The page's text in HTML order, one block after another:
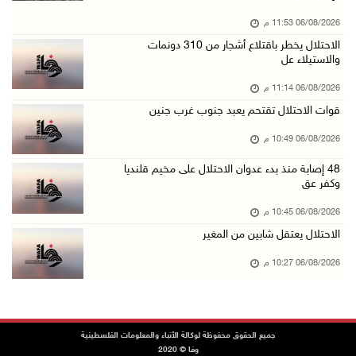
الاحتلال يوسع حملات الدهم والاعتقال في قلنديا ...
06/آب/2026 08:06 م
الرئيس المصري وملك البحرين يشددان على ضرورة ت ...
رابطة العالم الإسلامي تدين تواصل انتهاكات الا ...
اليونيسف: استشهاد 300 طفل منذ وقف إطلاق النار ...
إصابتان بالرصاص والاعتداء خلال اقتحام الاحتلا ...
06/08/2026 11:53 م
الاحتلال يخطر باقتلاع أشجار من 310 دونمات
والاستيلاء عل
06/08/2026 11:14 م
قوات الاحتلال تقتحم يعبد جنوب غرب جنين
06/08/2026 10:49 م
48 إصابة منذ بدء عدوان الاحتلال على مخيم قلنديا
وكفر عق
06/08/2026 10:45 م
الاحتلال يعتقل شابين من المغير
06/08/2026 10:27 م
جميع الحقوق محفوظة لوكالة الأنباء والمعلومات الفلسطينية
وفا © 2020